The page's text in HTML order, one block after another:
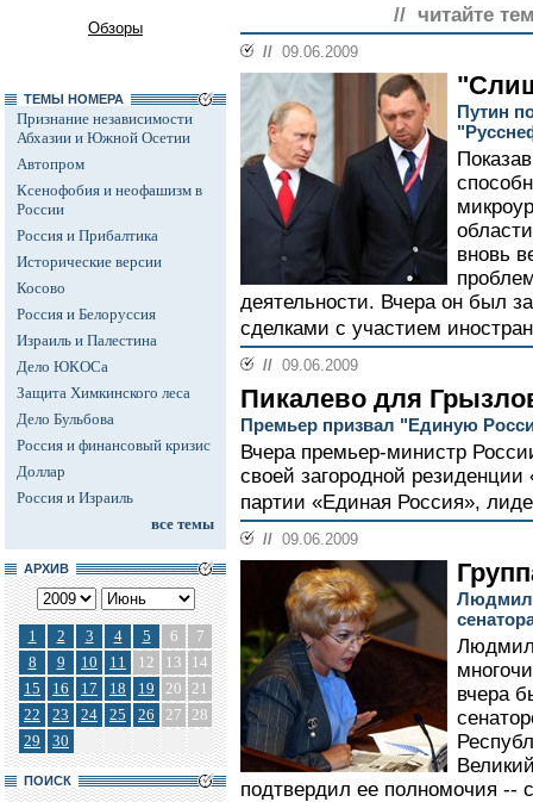
Обзоры
ТЕМЫ НОМЕРА
Признание независимости
Абхазии и Южной Осетии
Автопром
Ксенофобия и неофашизм в
России
Россия и Прибалтика
Исторические версии
Косово
Россия и Белоруссия
Израиль и Палестина
Дело ЮКОСа
Защита Химкинского леса
Дело Бульбова
Россия и финансовый кризис
Доллар
Россия и Израиль
все темы
АРХИВ
1 2 3 4 5 6
7
8
9 10 11 12 13
14
15
16 17 18 19 20 21
22
23 24 25 26 27 28
29
30
ПОИСК
// читайте
// 09.06.2009
Путин
вновь
деятельности. Вчера он был
сделками с участием
// 09.06.2009
Пикалево для
Премьер призвал "Единую
Вчера премьер-министр
своей загородной
партии «Единая Россия»,
// 09.06.2009
вчера
подтвердил ее полномочия --